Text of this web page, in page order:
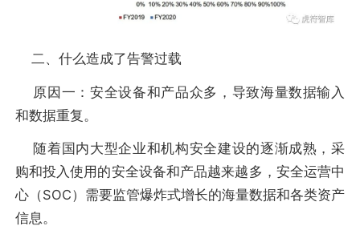
二、什么造成了告警过载
原因一：安全设备和产品众多，导致海量数据输入
和数据重复。
随着国内大型企业和机构安全建设的逐渐成熟，采
购和投入使用的安全设备和产品越来越多，安全运营中
心（SOC）需要监管爆炸式增长的海量数据和各类资产
信息。